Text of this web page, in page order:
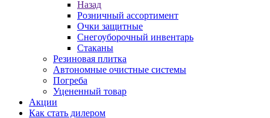
Назад
Розничный ассортимент
Очки защитные
Снегоуборочный инвентарь
Стаканы
Резиновая плитка
Автономные очистные системы
Погреба
Уцененный товар
Акции
Как стать дилером